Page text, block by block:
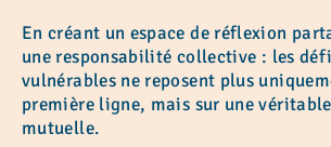
En créant un espace de réflexion
une responsabilité collective : les
vulnérables ne reposent plus
première ligne, mais sur une
mutuelle.